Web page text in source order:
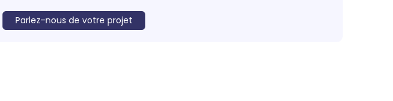
Parlez-nous de votre projet